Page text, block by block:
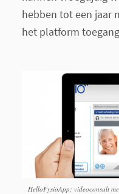
hebben tot een jaar
het platform
HelloFysioApp: videoconsult